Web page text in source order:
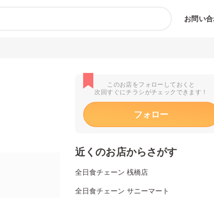
お問い
このお店をフォローしておくと
次回すぐにチラシがチェックできます！
フォロー
近くのお店からさがす
全日食チェーン 桟橋店
全日食チェーン サニーマート